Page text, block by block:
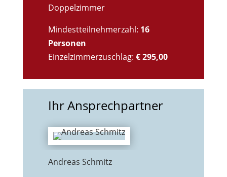
Doppelzimmer
Mindestteilnehmerzahl: 16
Personen
Einzelzimmerzuschlag: € 295,00
Ihr Ansprechpartner
Andreas Schmitz